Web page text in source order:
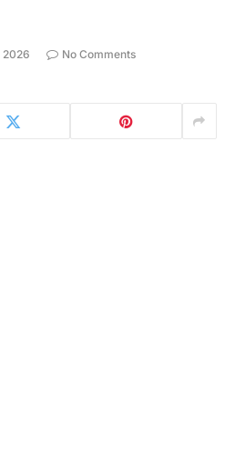
2026
No Comments